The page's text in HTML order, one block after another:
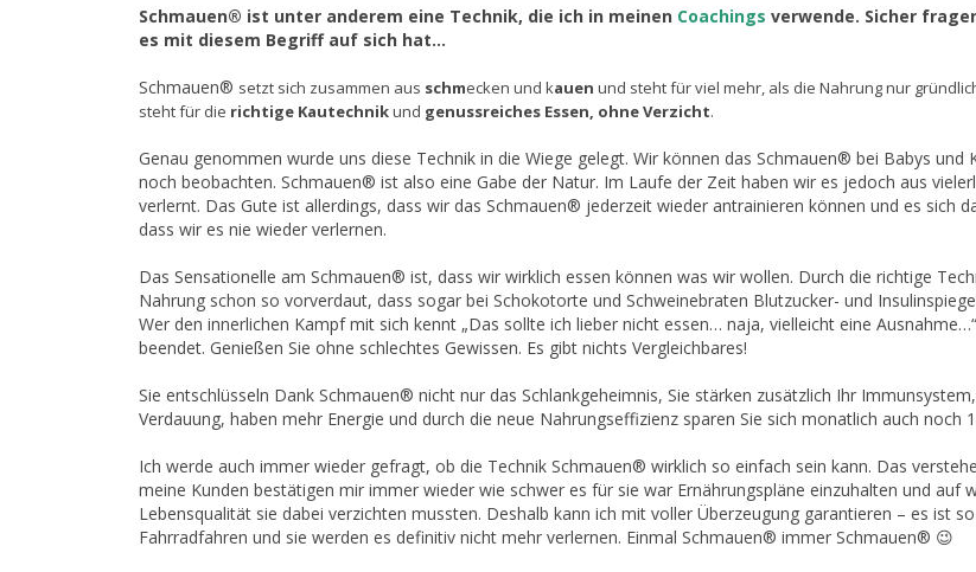
Schmauen® ist unter anderem eine Technik, die ich in meinen Coachings verwende. Sicher
es mit diesem Begriff auf sich hat…
Schmauen® setzt sich zusammen aus schmecken und kauen und steht für viel mehr, als die Nahrung nur
steht für die richtige Kautechnikund genussreiches Essen, ohne Verzicht.
Genau genommen wurde uns diese Technik in die Wiege gelegt. Wir können das Schmauen® bei Babys und
noch beobachten. Schmauen® ist also eine Gabe der Natur. Im Laufe der Zeit haben wir es jedoch aus
verlernt. Das Gute ist allerdings, dass wir das Schmauen® jederzeit wieder antrainieren können und es sich
dass wir es nie wieder verlernen.
Das Sensationelle am Schmauen® ist, dass wir wirklich essen können was wir wollen. Durch die richtige
Nahrung schon so vorverdaut, dass sogar bei Schokotorte und Schweinebraten Blutzucker- und
Wer den innerlichen Kampf mit sich kennt „Das sollte ich lieber nicht essen… naja, vielleicht eine
beendet. Genießen Sie ohne schlechtes Gewissen. Es gibt nichts Vergleichbares!
Sie entschlüsseln Dank Schmauen® nicht nur das Schlankgeheimnis, Sie stärken zusätzlich Ihr
Verdauung, haben mehr Energie und durch die neue Nahrungseffizienz sparen Sie sich monatlich auch noch
Ich werde auch immer wieder gefragt, ob die Technik Schmauen® wirklich so einfach sein kann. Das
meine Kunden bestätigen mir immer wieder wie schwer es für sie war Ernährungspläne einzuhalten und auf
Lebensqualität sie dabei verzichten mussten. Deshalb kann ich mit voller Überzeugung garantieren – es ist
Fahrradfahren und sie werden es definitiv nicht mehr verlernen. Einmal Schmauen® immer Schmauen® 😉